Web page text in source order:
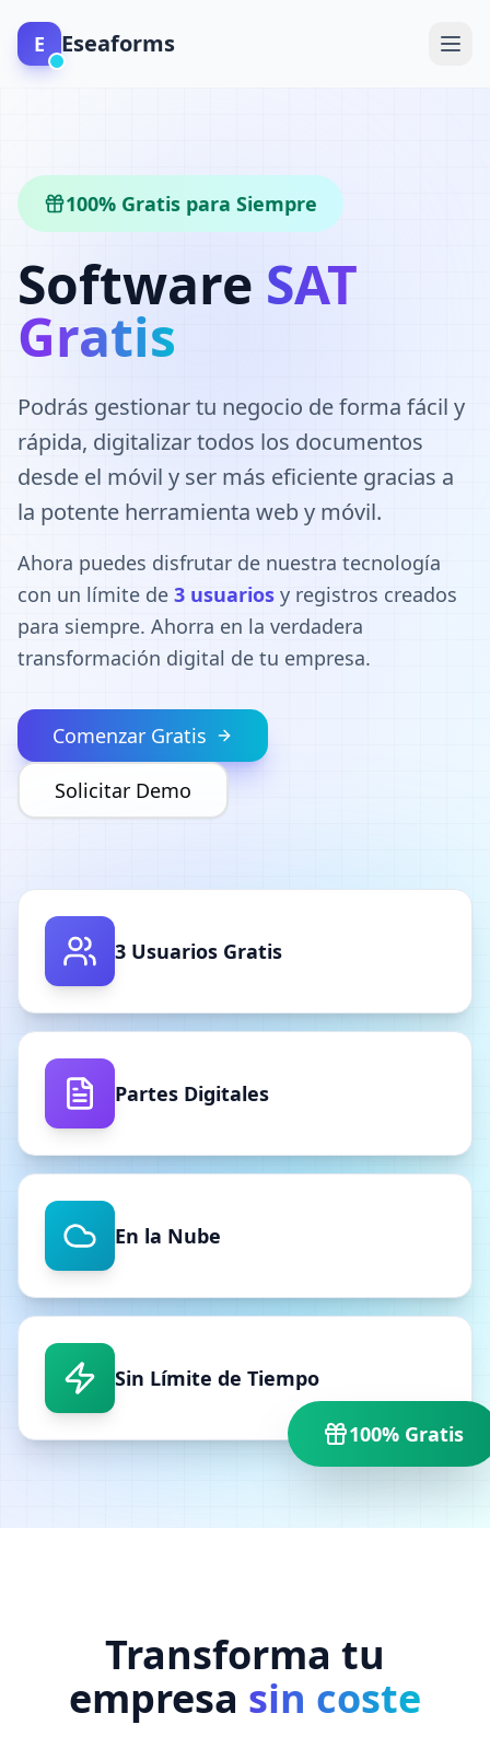
E Eseaforms
100% Gratis para Siempre
Software SAT
Gratis
Podrás gestionar tu negocio de forma fácil y
rápida, digitalizar todos los documentos
desde el móvil y ser más eficiente gracias a
la potente herramienta web y móvil.
Ahora puedes disfrutar de nuestra tecnología
con un límite de 3 usuarios y registros creados
para siempre. Ahorra en la verdadera
transformación digital de tu empresa.
Comenzar Gratis
Solicitar Demo
3 Usuarios Gratis
Partes Digitales
En la Nube
Sin Límite de Tiempo
100% Gratis
Transforma tu
empresa sin coste